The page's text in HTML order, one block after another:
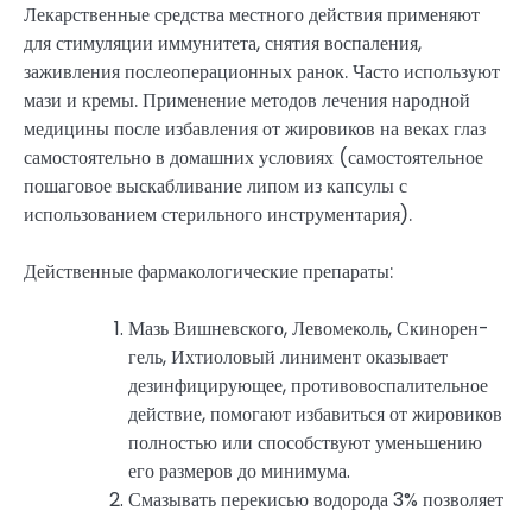
Лекарственные средства местного действия применяют
для стимуляции иммунитета, снятия воспаления,
заживления послеоперационных ранок. Часто используют
мази и кремы. Применение методов лечения народной
медицины после избавления от жировиков на веках глаз
самостоятельно в домашних условиях (самостоятельное
пошаговое выскабливание липом из капсулы с
использованием стерильного инструментария).
Действенные фармакологические препараты:
Мазь Вишневского, Левомеколь, Скинорен-
гель, Ихтиоловый линимент оказывает
дезинфицирующее, противовоспалительное
действие, помогают избавиться от жировиков
полностью или способствуют уменьшению
его размеров до минимума.
Смазывать перекисью водорода 3% позволяет